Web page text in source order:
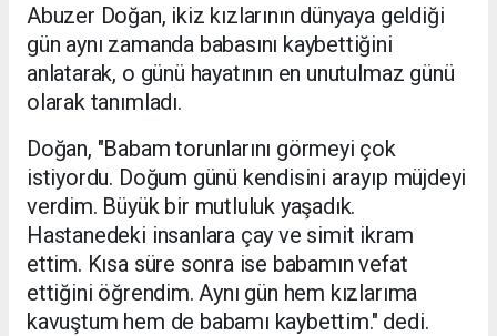
Abuzer Doğan, ikiz kızlarının dünyaya geldiği
gün aynı zamanda babasını kaybettiğini
anlatarak, o günü hayatının en unutulmaz günü
olarak tanımladı.
Doğan, "Babam torunlarını görmeyi çok
istiyordu. Doğum günü kendisini arayıp müjdeyi
verdim. Büyük bir mutluluk yaşadık.
Hastanedeki insanlara çay ve simit ikram
ettim. Kısa süre sonra ise babamın vefat
ettiğini öğrendim. Aynı gün hem kızlarıma
kavuştum hem de babamı kaybettim." dedi.